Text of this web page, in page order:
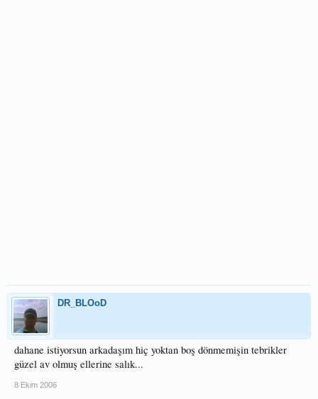
DR_BLOoD
dahane istiyorsun arkadaşım hiç yoktan boş dönmemişin tebrikler
güzel av olmuş ellerine salık...
8 Ekim 2006